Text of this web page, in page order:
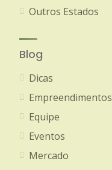
Outros Estados
Blog
Dicas
Empreendimentos
Equipe
Eventos
Mercado